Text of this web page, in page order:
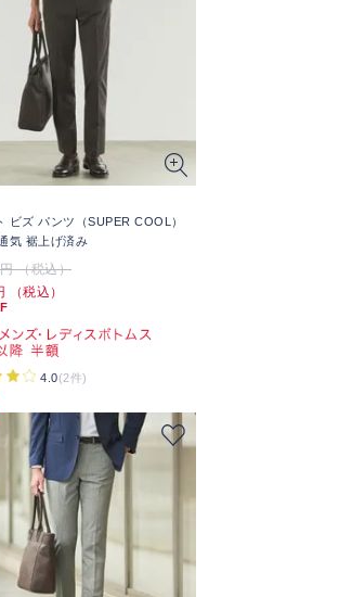
ビズ パンツ（SUPER COOL）
気 裾上げ済み
円 （税込）
（税込）
4.0(2件)